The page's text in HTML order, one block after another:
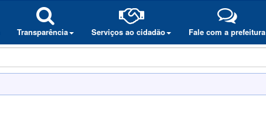
Transparência Serviços ao cidadão Fale com a prefeitura